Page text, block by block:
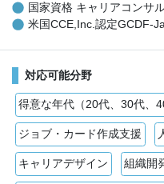
国家資格 キャリアコンサ
米国CCE,Inc.認定GCDF-
対応可能分野
得意な年代（20代、30代、
ジョブ・カード作成支援
キャリアデザイン 組織開